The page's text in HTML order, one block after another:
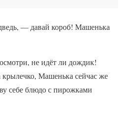
— давай короб! Машенька
не идёт ли дождик!
Машенька сейчас же
себе блюдо с пирожками